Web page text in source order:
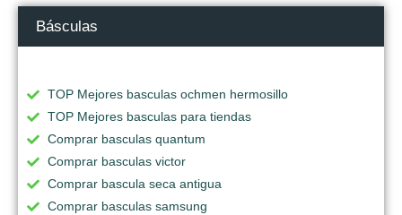
Básculas
TOP Mejores basculas ochmen hermosillo
TOP Mejores basculas para tiendas
Comprar basculas quantum
Comprar basculas victor
Comprar bascula seca antigua
Comprar basculas samsung